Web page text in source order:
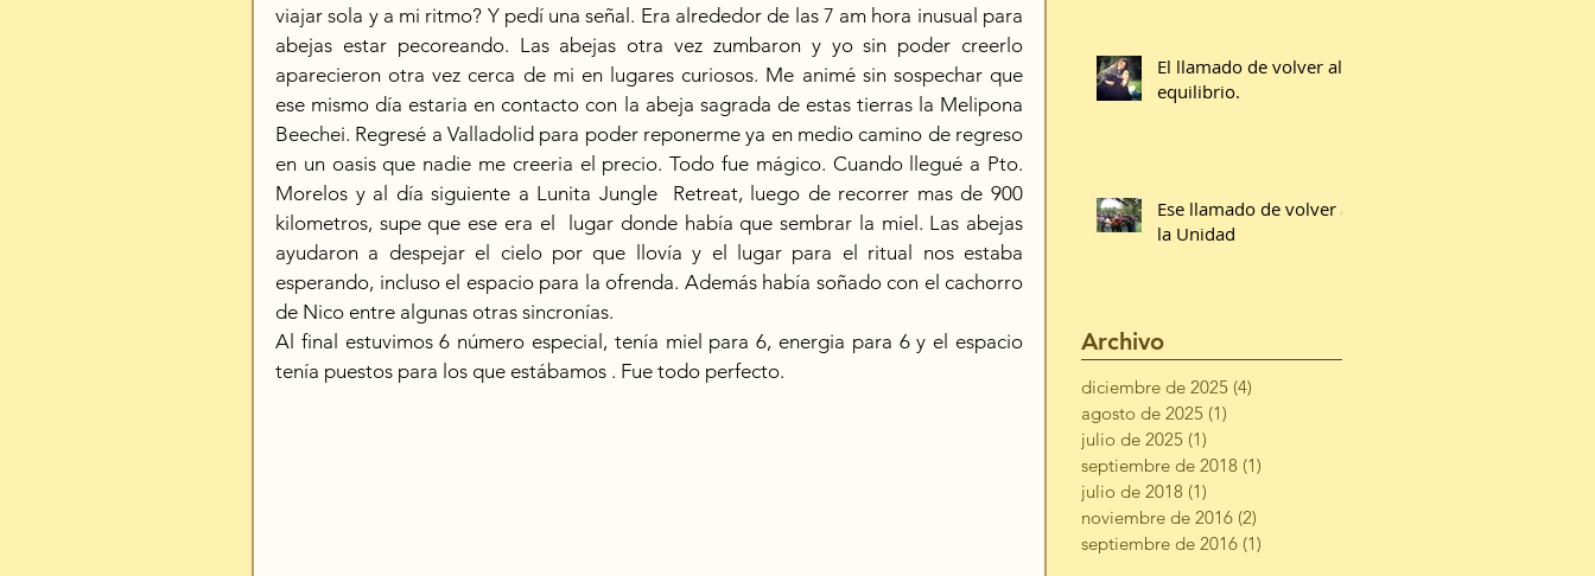
viajar sola y a mi ritmo? Y pedí una señal. Era alrededor de las 7 am hora inusual para
abejas estar pecoreando. Las abejas otra vez zumbaron y yo sin poder creerlo
aparecieron otra vez cerca de mi en lugares curiosos. Me animé sin sospechar que
ese mismo día estaria en contacto con la abeja sagrada de estas tierras la Melipona
Beechei. Regresé a Valladolid para poder reponerme ya en medio camino de regreso
en un oasis que nadie me creeria el precio. Todo fue mágico. Cuando llegué a Pto.
Morelos y al día siguiente a Lunita Jungle  Retreat, luego de recorrer mas de 900
kilometros, supe que ese era el  lugar donde había que sembrar la miel. Las abejas
ayudaron a despejar el cielo por que llovía y el lugar para el ritual nos estaba
esperando, incluso el espacio para la ofrenda. Además había soñado con el cachorro
de Nico entre algunas otras sincronías.
Al final estuvimos 6 número especial, tenía miel para 6, energia para 6 y el espacio
tenía puestos para los que estábamos . Fue todo perfecto.
El llamado de volver al
equilibrio.
Ese llamado de volver a
la Unidad
Archivo
diciembre de 2025 (4)
agosto de 2025 (1)
julio de 2025 (1)
septiembre de 2018 (1)
julio de 2018 (1)
noviembre de 2016 (2)
septiembre de 2016 (1)